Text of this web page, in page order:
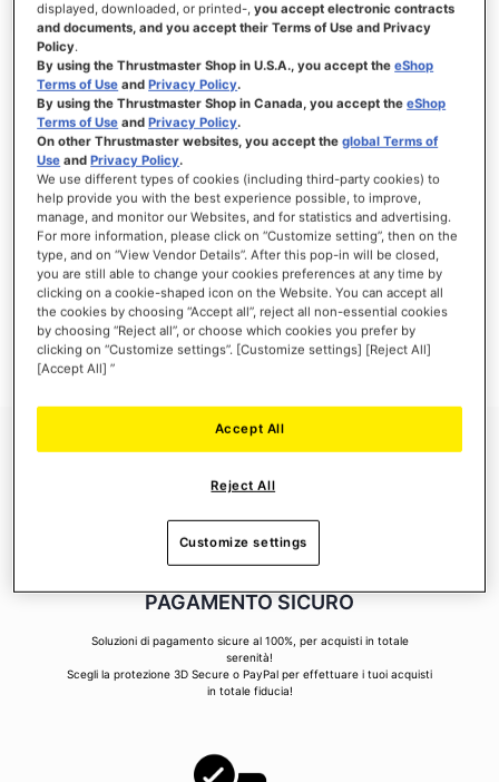
ACCEDI
Hai dimenticato la password?
NUOVI CLIENTI
La creazione di un account ha molti vantaggi: check-out veloce, salvare più di un
indirizzo, tenere traccia degli ordini e altro ancora.
CREA UN ACCOUNT
PAGAMENTO SICURO
Soluzioni di pagamento sicure al 100%, per acquisti in totale
serenità!
Scegli la protezione 3D Secure o PayPal per effettuare i tuoi acquisti
in totale fiducia!
displayed, downloaded, or printed-,you accept electronic contracts
and documents, and you accept their Terms of Use and Privacy
Policy.
By using the Thrustmaster Shop in U.S.A., you accept theeShop
Terms of Use andPrivacy Policy.
By using the Thrustmaster Shop in Canada, you accept theeShop
Terms of Use andPrivacy Policy.
On other Thrustmaster websites, you accept theglobal Terms of
Use andPrivacy Policy.
We use different types of cookies (including third-party cookies) to
help provide you with the best experience possible, to improve,
manage, and monitor our Websites, and for statistics and advertising.
For more information, please click on “Customize setting”, then on the
type, and on “View Vendor Details”. After this pop-in will be closed,
you are still able to change your cookies preferences at any time by
clicking on a cookie-shaped icon on the Website. You can accept all
the cookies by choosing “Accept all”, reject all non-essential cookies
by choosing “Reject all”, or choose which cookies you prefer by
clicking on “Customize settings”. [Customize settings] [Reject All]
[Accept All] ”
Reject All
Accept All
Customize settings